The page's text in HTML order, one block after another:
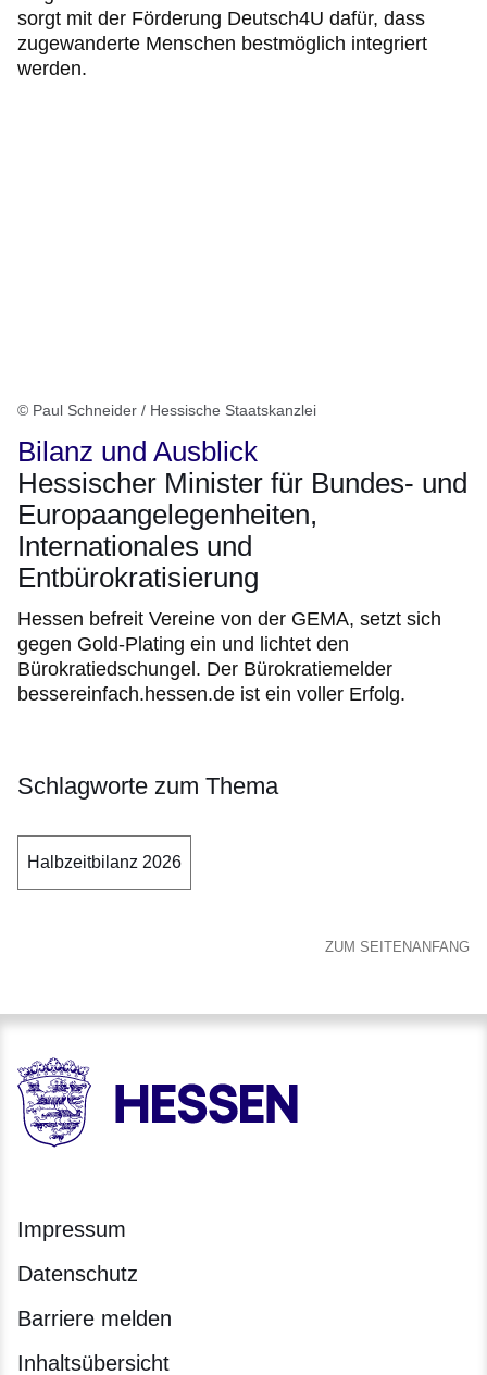
sorgt mit der Förderung Deutsch4U dafür, dass
zugewanderte Menschen bestmöglich integriert
werden.
© Paul Schneider / Hessische Staatskanzlei
Bilanz und Ausblick
Hessischer Minister für Bundes- und
Europaangelegenheiten,
Internationales und
Entbürokratisierung
Hessen befreit Vereine von der GEMA, setzt sich
gegen Gold-Plating ein und lichtet den
Bürokratiedschungel. Der Bürokratiemelder
bessereinfach.hessen.de ist ein voller Erfolg.
Schlagworte zum Thema
Halbzeitbilanz 2026
ZUM SEITENANFANG
HESSEN - Hessische Landesregierung
Impressum
Datenschutz
Barriere melden
Inhaltsübersicht